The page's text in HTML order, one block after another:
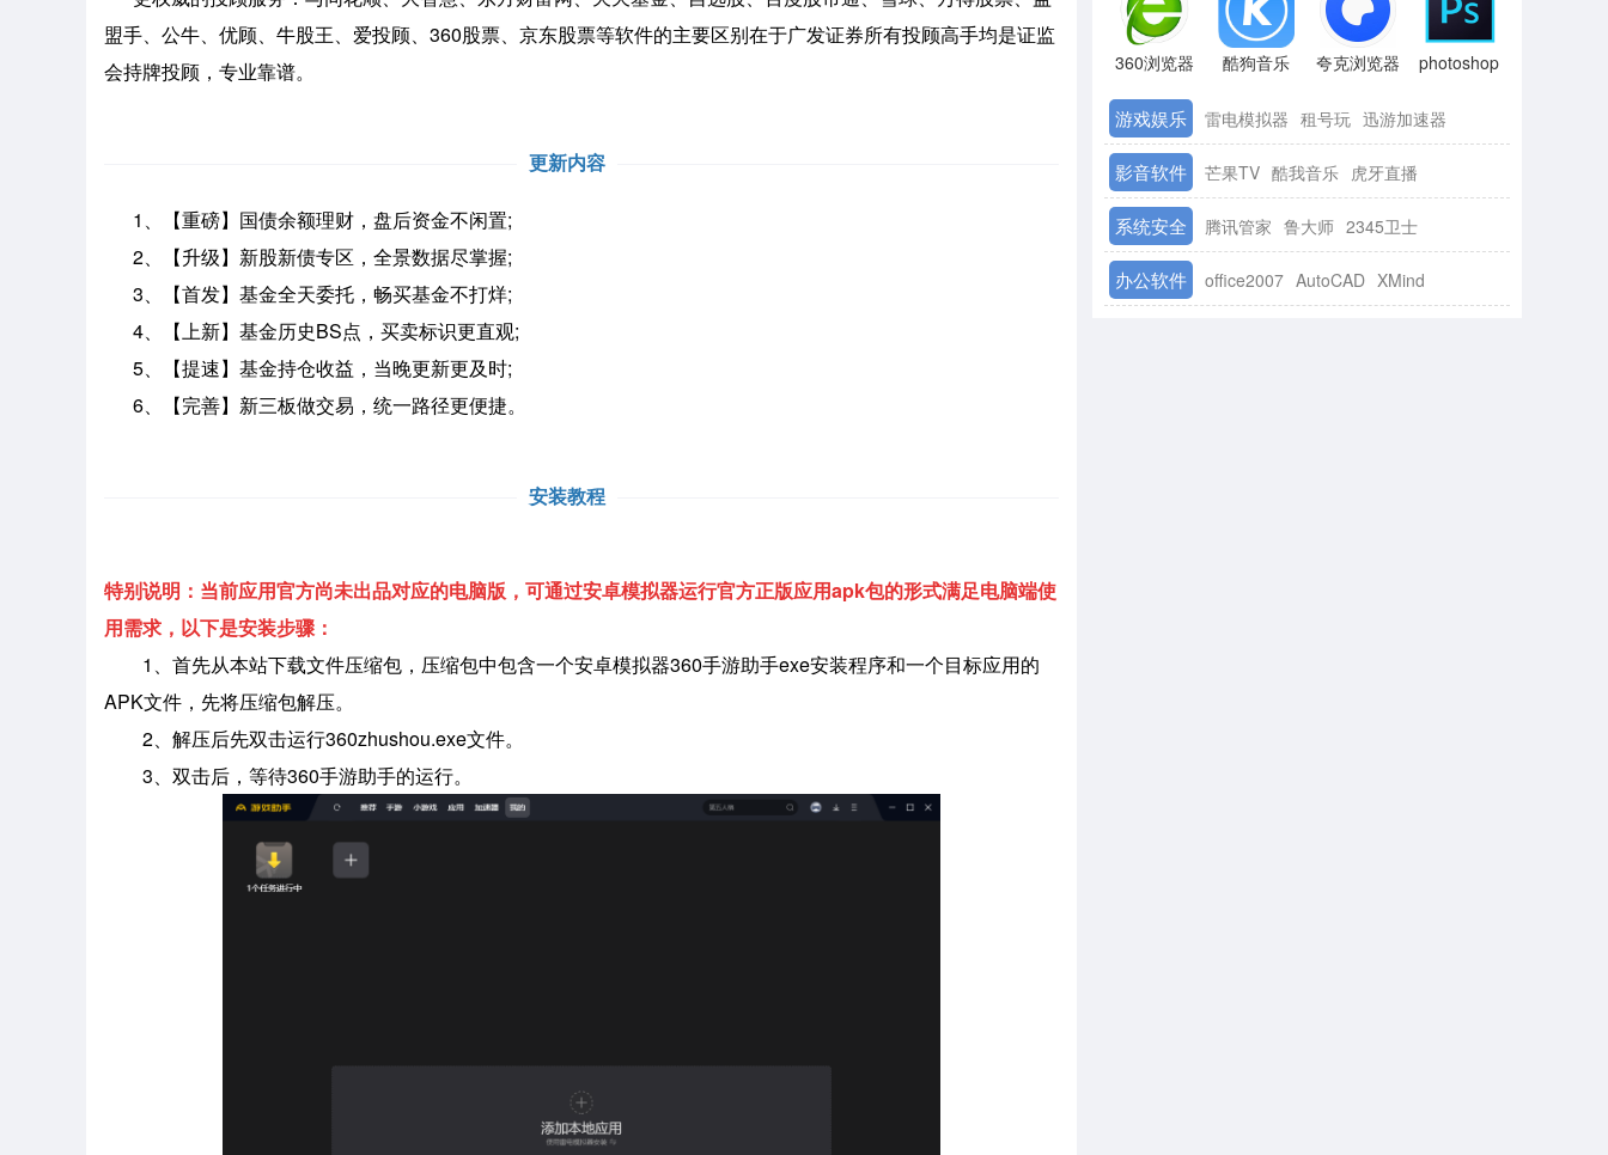
盟手、公牛、优顾、牛股王、爱投顾、360股票、京东股票等软件的主要区别在于广发证券所有投顾高手均是证监
会持牌投顾，专业靠谱。
更新内容
1、【重磅】国债余额理财，盘后资金不闲置;
2、【升级】新股新债专区，全景数据尽掌握;
3、【首发】基金全天委托，畅买基金不打烊;
4、【上新】基金历史BS点，买卖标识更直观;
5、【提速】基金持仓收益，当晚更新更及时;
6、【完善】新三板做交易，统一路径更便捷。
安装教程
特别说明：当前应用官方尚未出品对应的电脑版，可通过安卓模拟器运行官方正版应用apk包的形式满足电脑端使
用需求，以下是安装步骤：
1、首先从本站下载文件压缩包，压缩包中包含一个安卓模拟器360手游助手exe安装程序和一个目标应用的
APK文件，先将压缩包解压。
2、解压后先双击运行360zhushou.exe文件。
3、双击后，等待360手游助手的运行。
360浏览器 酷狗音乐 夸克浏览器 photoshop
游戏娱乐 雷电模拟器 租号玩 迅游加速器
影音软件 芒果TV 酷我音乐 虎牙直播
系统安全 腾讯管家 鲁大师 2345卫士
办公软件 office2007 AutoCAD XMind